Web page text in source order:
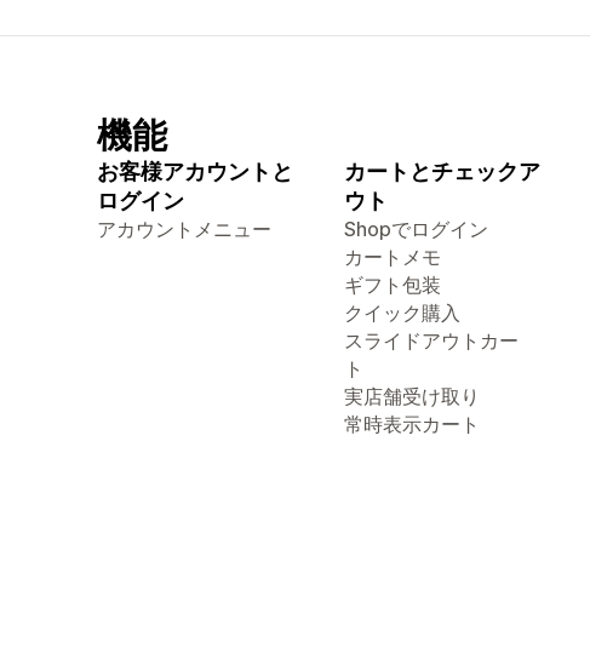
機能
お客様アカウントと
ログイン
アカウントメニュー
カートとチェックア
ウト
Shopでログイン
カートメモ
ギフト包装
クイック購入
スライドアウトカー
ト
実店舗受け取り
常時表示カート